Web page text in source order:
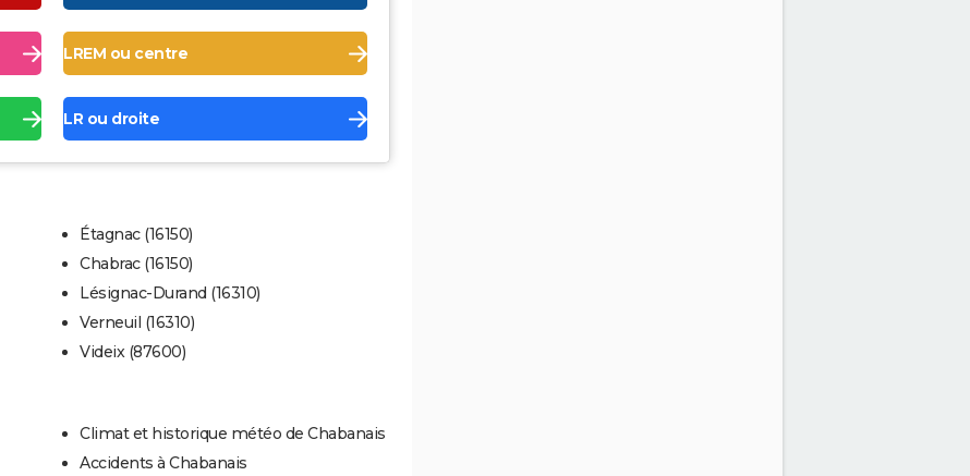
LREM ou centre
LR ou droite
Étagnac (16150)
Chabrac (16150)
Lésignac-Durand (16310)
Verneuil (16310)
Videix (87600)
Climat et historique météo de Chabanais
Accidents à Chabanais